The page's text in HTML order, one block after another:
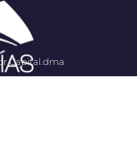
Capital.dma